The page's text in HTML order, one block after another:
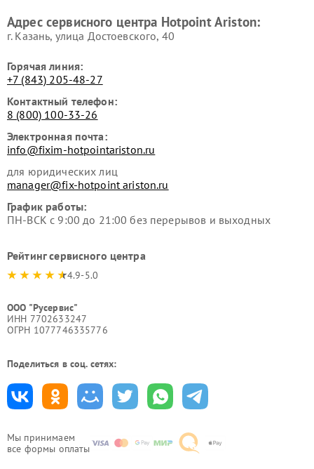
Мы принимаем
все формы оплаты
Ariston
Hotpoint Ariston
Адрес сервисного центра Hotpoint Ariston:
г. Казань, улица Достоевского, 40
Горячая линия:
+7 (843) 205-48-27
Контактный телефон:
8 (800) 100-33-26
Электронная почта:
info@fixim-hotpointariston.ru
для юридических лиц
manager@fix-hotpoint ariston.ru
График работы:
ПН-ВСК с 9:00 до 21:00 без перерывов и выходных
Рейтинг сервисного центра
4.9-5.0
ООО "Русервис"
ИНН 7702633247
ОГРН 1077746335776
Поделиться в соц. сетях: